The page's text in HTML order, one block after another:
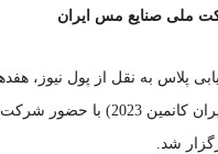
ملی صنایع مس ایران
پلاس به نقل از پول نیوز،
وابسته تهران (ایران
شد.